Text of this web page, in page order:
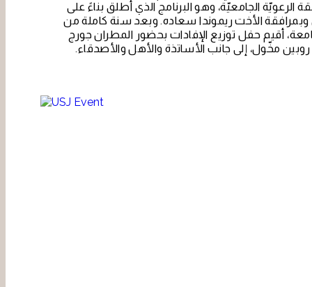
الرعويّة الجامعيّة، وهو البرنامج الذي أُطلق بناءً على
الأخت ريموندا سعاده. وبعد سنة كاملة من
أقيم حفل توزيع الإفادات بحضور المطران جورج
مخّول، إلى جانب الأساتذة والأهل والأصدقاء.